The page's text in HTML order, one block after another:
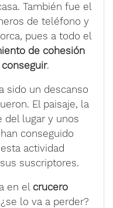
También fue el
de teléfono y
pues a todo el
de cohesión
.
sido un descanso
El paisaje, la
del lugar y unos
conseguido
actividad
suscriptores.
en el crucero
lo va a perder?